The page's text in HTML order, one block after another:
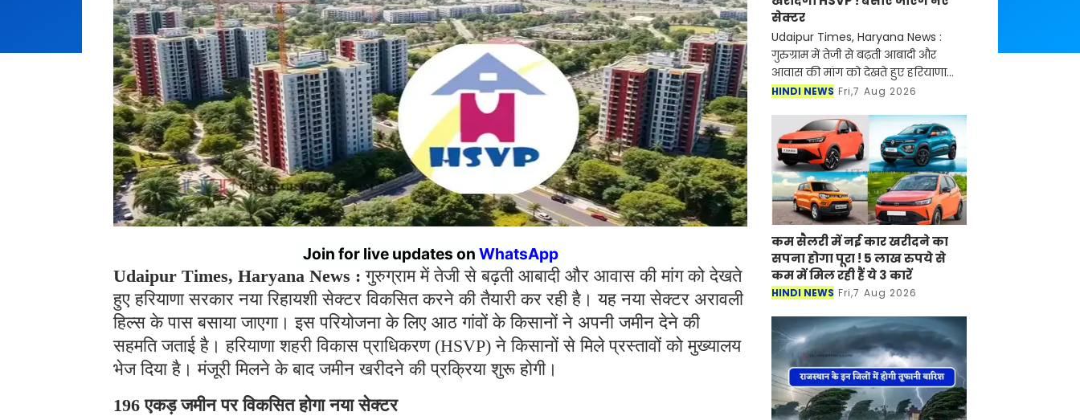
Join for live updates on WhatsApp
Udaipur Times, Haryana News : गुरुग्राम में तेजी से बढ़ती आबादी और आवास की मांग को देखते
हुए हरियाणा सरकार नया रिहायशी सेक्टर विकसित करने की तैयारी कर रही है। यह नया सेक्टर अरावली
हिल्स के पास बसाया जाएगा। इस परियोजना के लिए आठ गांवों के किसानों ने अपनी जमीन देने की
सहमति जताई है। हरियाणा शहरी विकास प्राधिकरण (HSVP) ने किसानों से मिले प्रस्तावों को मुख्यालय
भेज दिया है। मंजूरी मिलने के बाद जमीन खरीदने की प्रक्रिया शुरू होगी।
हरियाणा में इन 8 गांवों की जमीन
खरीदेगा HSVP ! बसाए जाएंगे नए
सेक्टर
Udaipur Times, Haryana News :
गुरुग्राम में तेजी से बढ़ती आबादी और आवास
की मांग को देखते हुए हरियाणा सरकार नया
रिहायशी सेक्टर विकसित करने की तैयारी
कर रही है। यह नया सेक्टर अरावली हिल्स
के पास बसाया
HINDI NEWS Fri,7 Aug 2026
कम सैलरी में नई कार खरीदने का
सपना होगा पूरा ! 5 लाख रुपये से कम
HINDI NEWS Fri,7 Aug 2026